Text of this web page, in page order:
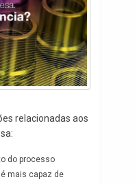
relacionadas aos
do processo
mais capaz de